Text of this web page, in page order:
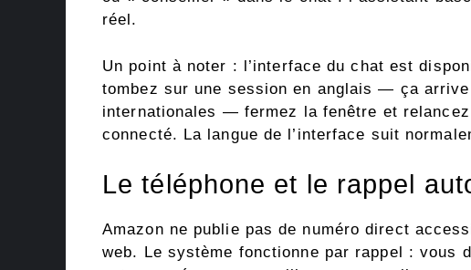
réel.
Un point à noter : l’interface du chat est
tombez sur une session en anglais — ça arrive
internationales — fermez la fenêtre et relancez
connecté. La langue de l’interface suit
Le téléphone et le rappel
Amazon ne publie pas de numéro direct
web. Le système fonctionne par rappel : vous